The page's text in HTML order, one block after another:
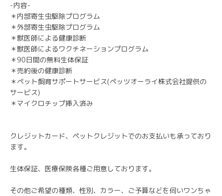
-内容-
＊内部寄生虫駆除プログラム
＊外部寄生虫駆除プログラム
＊獣医師による健康診断
＊獣医師によるワクチネーションプログラム
＊90日間の無料生体保証
＊売約後の健康診断
＊ペット飼育サポートサービス(ペッツオーライ株式会社提供の
サービス)
＊マイクロチップ挿入済み
クレジットカード、ペットクレジットでのお支払いも承っており
ます。
生体保証、医療保険各種ご用意しております。
その他ご希望の種類、性別、カラー、ご予算などを伺いワンちゃ